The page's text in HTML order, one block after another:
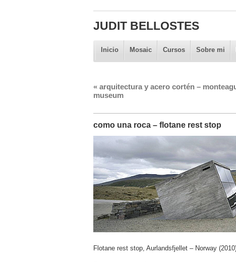
JUDIT BELLOSTES
Inicio Mosaic Cursos Sobre mi
«arquitectura y acero cortén –
museum
como una roca – flotane rest stop
Flotane rest stop, Aurlandsfjellet – Norway